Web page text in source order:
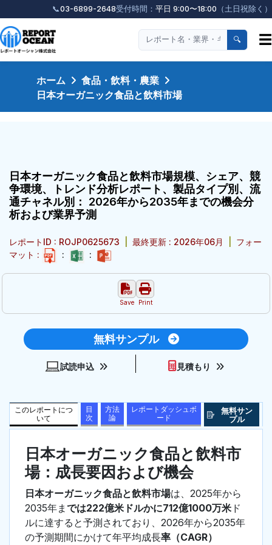
📞03-6899-2648受付時間： 平日 9:00〜18:00 （土日祝除く）
🔍 ☰
ホーム
食品・飲料・農業
日本オーガニック食品と飲料市場
日本オーガニック食品と飲料市場規模、シェア、競
争環境、トレンド分析レポート、製品タイプ別、流
通チャネル別： 2026年から2035年までの機会分
析および業界予測
レポートID : ROJP0625673 最終更新 : 2026年06月
フォー
マット :
: :
Save Print
無料サンプル
試読申込 見積もり
このレポートにつ
いて
目
次
方法
論
レポートダッシュボ
ード
無料サン
プル
日本オーガニック食品と飲料市
場：成長要因および機会
日本オーガニック食品と飲料市場は、2025年から
2035年ま では222億米ドルかに712億1000万米 ド
ルに達すると予測されており、2026年から2035年
の予測期間にかけて年平均成長率（CAGR）